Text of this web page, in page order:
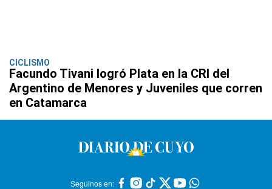
CICLISMO
Facundo Tivani logró Plata en la CRI del
Argentino de Menores y Juveniles que corren
en Catamarca
Seguinos en: